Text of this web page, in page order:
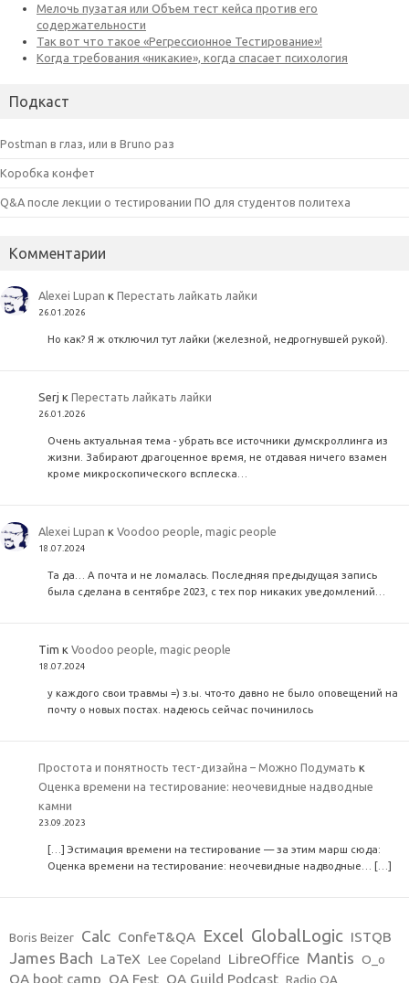
Подкаст
Postman в глаз, или в Bruno раз
Коробка конфет
Q&A после лекции о тестировании ПО для студентов политеха
Комментарии
Alexei Lupan кПерестать лайкать лайки
26.01.2026
Но как? Я ж отключил тут лайки (железной, недрогнувшей рукой).
Serj кПерестать лайкать лайки
26.01.2026
Очень актуальная тема - убрать все источники думскроллинга из
жизни. Забирают драгоценное время, не отдавая ничего взамен
кроме микроскопического всплеска…
Alexei Lupan кVoodoo people, magic people
18.07.2024
Та да… А почта и не ломалась. Последняя предыдущая запись
была сделана в сентябре 2023, с тех пор никаких уведомлений…
Tim кVoodoo people, magic people
18.07.2024
у каждого свои травмы =) з.ы. что-то давно не было оповещений на
почту о новых постах. надеюсь сейчас починилось
Простота и понятность тест-дизайна – Можно Подумать к
Оценка времени на тестирование: неочевидные надводные
камни
23.09.2023
[…] Эстимация времени на тестирование — за этим марш сюда:
Оценка времени на тестирование: неочевидные надводные… […]
Boris Beizer Calc ConfeT&QA Excel GlobalLogic ISTQB
James Bach LaTeX Lee Copeland LibreOffice Mantis O_o
QA boot camp QA Fest QA Guild Podcast Radio QA